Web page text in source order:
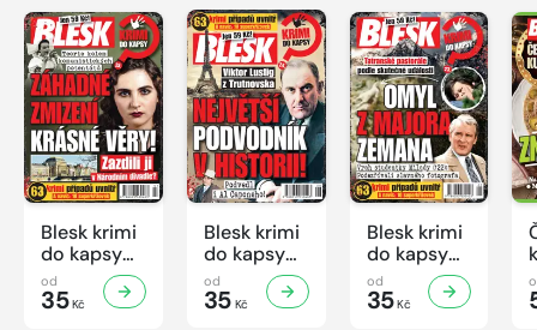
Blesk krimi
do kapsy
č.7/2026
od
35Kč
Blesk krimi
do kapsy
č.6/2026
od
35Kč
Blesk krimi
do kapsy
č.5/2026
od
35Kč